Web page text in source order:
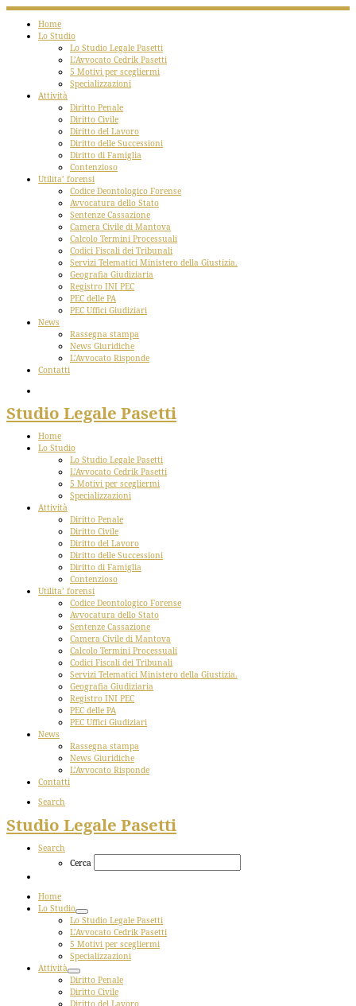
Home
Lo Studio
Lo Studio Legale Pasetti
L’Avvocato Cedrik Pasetti
5 Motivi per scegliermi
Specializzazioni
Attività
Diritto Penale
Diritto Civile
Diritto del Lavoro
Diritto delle Successioni
Diritto di Famiglia
Contenzioso
Utilita’ forensi
Codice Deontologico Forense
Avvocatura dello Stato
Sentenze Cassazione
Camera Civile di Mantova
Calcolo Termini Processuali
Codici Fiscali dei Tribunali
Servizi Telematici Ministero della Giustizia.
Geografia Giudiziaria
Registro INI PEC
PEC delle PA
PEC Uffici Giudiziari
News
Rassegna stampa
News Giuridiche
L’Avvocato Risponde
Contatti
Studio Legale Pasetti
Home
Lo Studio
Lo Studio Legale Pasetti
L’Avvocato Cedrik Pasetti
5 Motivi per scegliermi
Specializzazioni
Attività
Diritto Penale
Diritto Civile
Diritto del Lavoro
Diritto delle Successioni
Diritto di Famiglia
Contenzioso
Utilita’ forensi
Codice Deontologico Forense
Avvocatura dello Stato
Sentenze Cassazione
Camera Civile di Mantova
Calcolo Termini Processuali
Codici Fiscali dei Tribunali
Servizi Telematici Ministero della Giustizia.
Geografia Giudiziaria
Registro INI PEC
PEC delle PA
PEC Uffici Giudiziari
News
Rassegna stampa
News Giuridiche
L’Avvocato Risponde
Contatti
Search
Studio Legale Pasetti
Search
Cerca
Home
Lo Studio
Lo Studio Legale Pasetti
L’Avvocato Cedrik Pasetti
5 Motivi per scegliermi
Specializzazioni
Attività
Diritto Penale
Diritto Civile
Diritto del Lavoro